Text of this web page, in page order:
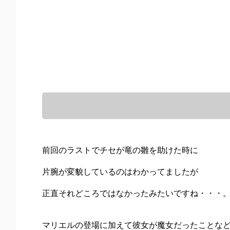
前回のラストでチセが竜の雛を助けた時に
片腕が変貌しているのはわかってましたが
正直それどころではなかったみたいですね・・・。
マリエルの登場に加えて彼女が魔女だったことな